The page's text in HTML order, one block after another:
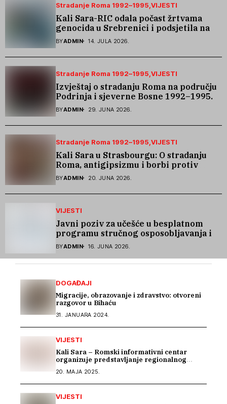
Stradanje Roma 1992–1995 VIJESTI
Kali Sara-RIC odala počast žrtvama
genocida u Srebrenici i podsjetila na
stradanje Roma iz Skočića
BYADMIN 14. JULA 2026.
Stradanje Roma 1992–1995 VIJESTI
Izvještaj o stradanju Roma na području
Podrinja i sjeverne Bosne 1992–1995.
godine
BYADMIN 29. JUNA 2026.
Stradanje Roma 1992–1995 VIJESTI
Kali Sara u Strasbourgu: O stradanju
Roma, antigipsizmu i borbi protiv
govora mržnje
BYADMIN 20. JUNA 2026.
VIJESTI
Javni poziv za učešće u besplatnom
programu stručnog osposobljavanja i
podrške pri zapošljavanju
BYADMIN 16. JUNA 2026.
DOGAĐAJI
Migracije, obrazovanje i zdravstvo: otvoreni
razgovor u Bihaću
31. JANUARA 2024.
VIJESTI
Kali Sara – Romski informativni centar
organizuje predstavljanje regionalnog
OF ROMA IN THE WESTERN BALKANS“
20. MAJA 2025.
VIJESTI